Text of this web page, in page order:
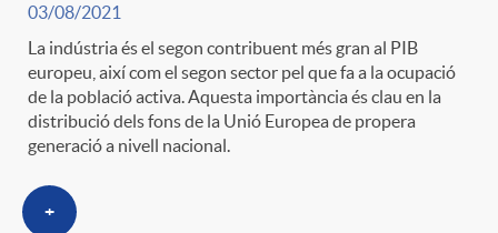
03/08/2021
La indústria és el segon contribuent més gran al PIB
europeu, així com el segon sector pel que fa a la ocupació
de la població activa. Aquesta importància és clau en la
distribució dels fons de la Unió Europea de propera
generació a nivell nacional.
+